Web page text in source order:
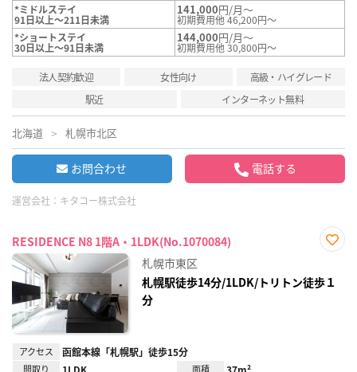
*ミドルステイ
91日以上～211日未満
141,000円/月～
初期費用他 46,200円～
*ショートステイ
30日以上～91日未満
144,000円/月～
初期費用他 30,800円～
法人契約歓迎 女性向け
高級・ハイグレード
駅近
インターネット無料
北海道 札幌市北区
お問合わせ 電話する
運営会社： キタコー株式会社
RESIDENCE N8 1階A・1LDK(No.1070084)
り登
録
札幌市東区
札幌駅徒歩14分/1LDK/トリトン徒歩１
分
アクセス 函館本線「札幌駅」徒歩15分
間取り 面積